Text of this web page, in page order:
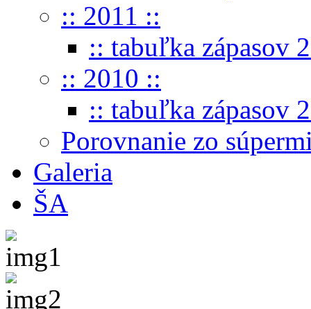
:: 2011 ::
:: tabuľka zápasov
:: 2010 ::
:: tabuľka zápasov
Porovnanie zo
Galeria
ŠA